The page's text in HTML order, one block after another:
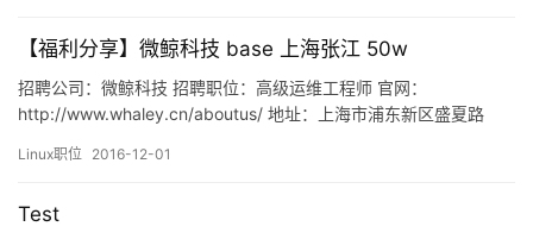
【福利分享】微鲸科技 base 上海张江 50w
招聘公司：微鲸科技 招聘职位：高级运维工程师 官网：
http://www.whaley.cn/aboutus/ 地址：上海市浦东新区盛夏路
职责： 1. 负责Hadoop、HBase、spark等大数据平台的规划、部
Linux职位 2016-12-01
Test